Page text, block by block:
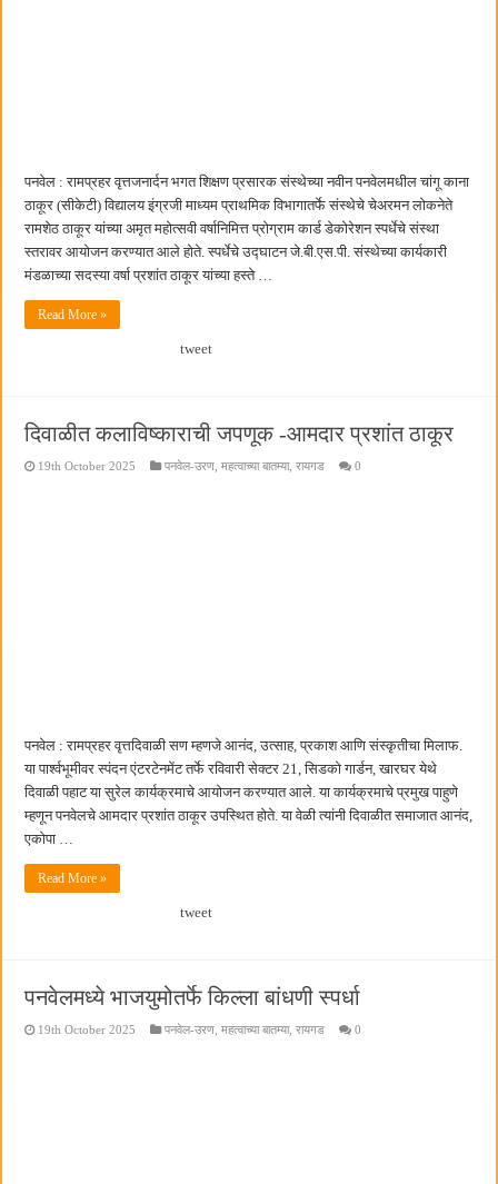
पनवेल : रामप्रहर वृत्तजनार्दन भगत शिक्षण प्रसारक संस्थेच्या नवीन पनवेलमधील चांगू काना
ठाकूर (सीकेटी) विद्यालय इंग्रजी माध्यम प्राथमिक विभागातर्फे संस्थेचे चेअरमन लोकनेते
रामशेठ ठाकूर यांच्या अमृत महोत्सवी वर्षानिमित्त प्रोग्राम कार्ड डेकोरेशन स्पर्धेचे संस्था
स्तरावर आयोजन करण्यात आले होते. स्पर्धेचे उद्घाटन जे.बी.एस.पी. संस्थेच्या कार्यकारी
मंडळाच्या सदस्या वर्षा प्रशांत ठाकूर यांच्या हस्ते …
Read More »
tweet
दिवाळीत कलाविष्काराची जपणूक -आमदार प्रशांत ठाकूर
19th October 2025 पनवेल-उरण ,महत्वाच्या बातम्या,रायगड 0
पनवेल : रामप्रहर वृत्तदिवाळी सण म्हणजे आनंद, उत्साह, प्रकाश आणि संस्कृतीचा मिलाफ.
या पार्श्वभूमीवर स्पंदन एंटरटेनमेंट तर्फे रविवारी सेक्टर 21, सिडको गार्डन, खारघर येथे
दिवाळी पहाट या सुरेल कार्यक्रमाचे आयोजन करण्यात आले. या कार्यक्रमाचे प्रमुख पाहुणे
म्हणून पनवेलचे आमदार प्रशांत ठाकूर उपस्थित होते. या वेळी त्यांनी दिवाळीत समाजात आनंद,
एकोपा …
Read More »
tweet
पनवेलमध्ये भाजयुमोतर्फे किल्ला बांधणी स्पर्धा
19th October 2025 पनवेल-उरण ,महत्वाच्या बातम्या,रायगड 0